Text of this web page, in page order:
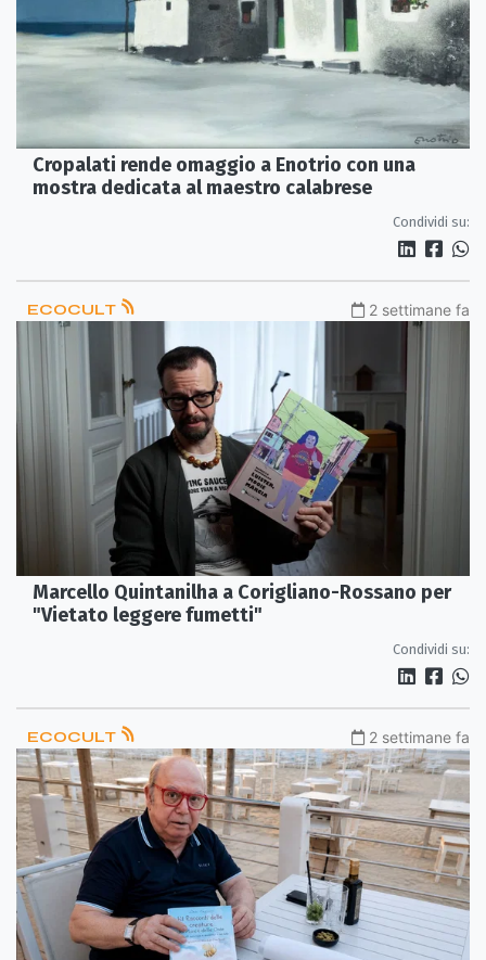
Cropalati rende omaggio a Enotrio con una
mostra dedicata al maestro calabrese
Condividi su:
ECOCULT 2 settimane fa
Marcello Quintanilha a Corigliano-Rossano per
"Vietato leggere fumetti"
Condividi su:
ECOCULT 2 settimane fa